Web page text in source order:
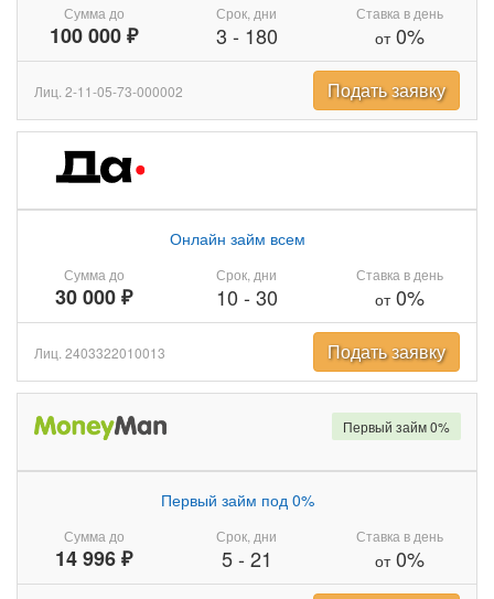
Сумма до
100 000 ₽
Срок, дни
3 - 180
Ставка в день
от0%
Лиц. 2-11-05-73-000002 Подать заявку
Сумма до
30 000 ₽
Онлайн займ всем
Срок, дни
10 - 30
Ставка в день
от0%
Лиц. 2403322010013 Подать заявку
Сумма до
14 996 ₽
Первый займ под 0%
Срок, дни
5- 21
Ставка в день
от0%
Первый займ 0%